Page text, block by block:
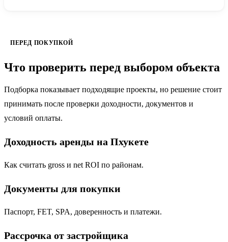
ПЕРЕД ПОКУПКОЙ
Что проверить перед выбором объекта
Подборка показывает подходящие проекты, но решение стоит
принимать после проверки доходности, документов и
условий оплаты.
Доходность аренды на Пхукете
Как считать gross и net ROI по районам.
Документы для покупки
Паспорт, FET, SPA, доверенность и платежи.
Рассрочка от застройщика